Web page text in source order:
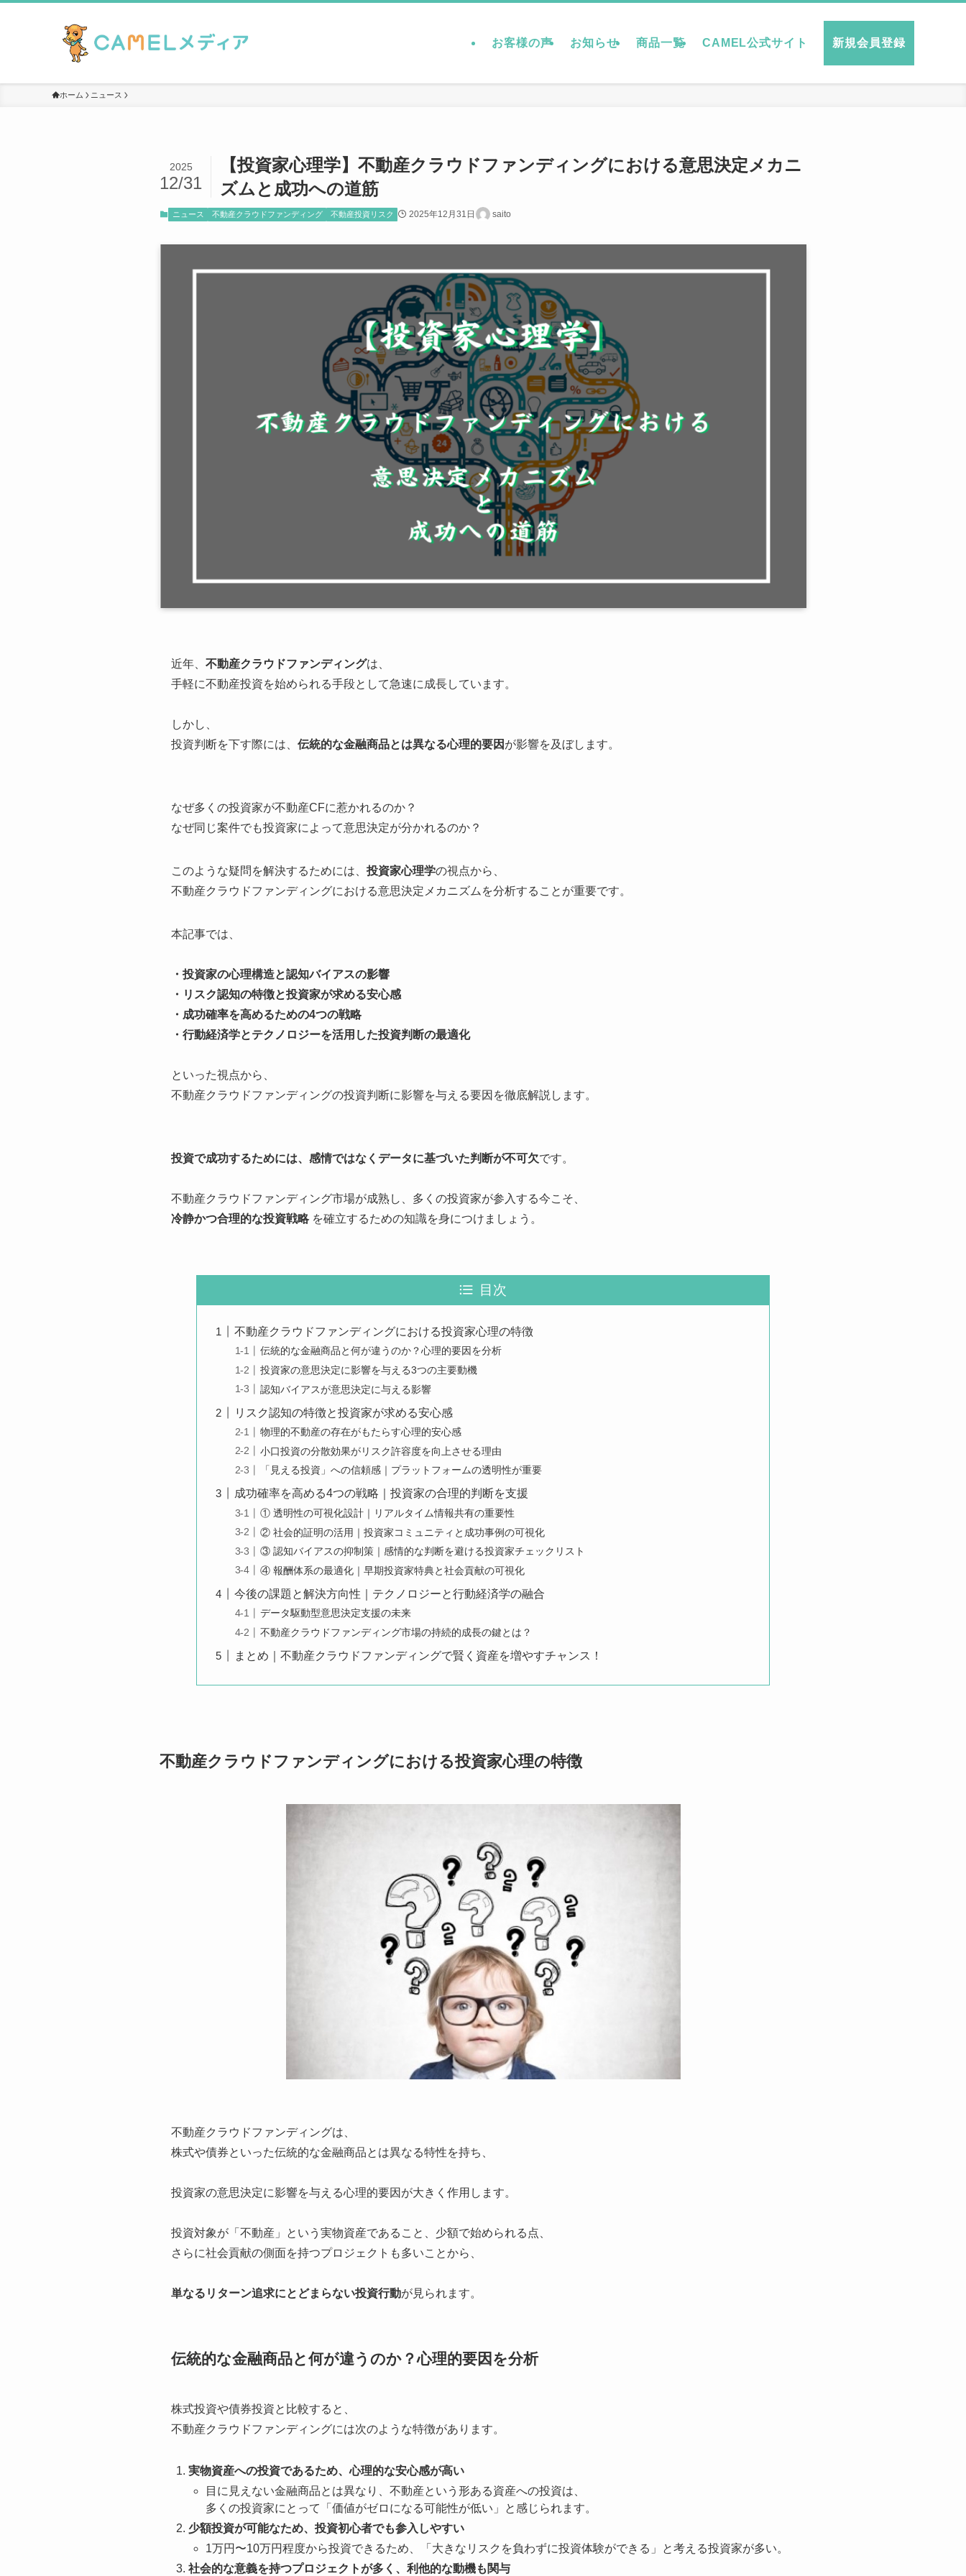
お客様の声 お知らせ 商品一覧 CAMEL公式サイト 新規会員登録
ホーム ニュース
【投資家心理学】不動産クラウドファンディングにおける意思決定メカニ
ズムと成功への道筋
2025
12/31
ニュース 不動産クラウドファンディング 不動産投資リスク 2025年12月31日 saito
近年、 不動産クラウドファンディングは、
手軽に不動産投資を始められる手段として急速に成長しています。
しかし、
投資判断を下す際には、 伝統的な金融商品とは異なる心理的要因 が影響を及ぼします。
なぜ多くの投資家が不動産CFに惹かれるのか？
なぜ同じ案件でも投資家によって意思決定が分かれるのか？
このような疑問を解決するためには、 投資家心理学の視点から、
不動産クラウドファンディングにおける意思決定メカニズムを分析することが重要です。
本記事では、
・投資家の心理構造と認知バイアスの影響
・リスク認知の特徴と投資家が求める安心感
・成功確率を高めるための4つの戦略
・行動経済学とテクノロジーを活用した投資判断の最適化
といった視点から、
不動産クラウドファンディングの投資判断に影響を与える要因を徹底解説します。
投資で成功するためには、感情ではなくデータに基づいた判断が不可欠です。
不動産クラウドファンディング市場が成熟し、多くの投資家が参入する今こそ、
冷静かつ合理的な投資戦略を確立するための知識を身につけましょう。
目次
不動産クラウドファンディングにおける投資家心理の特徴
伝統的な金融商品と何が違うのか？心理的要因を分析
投資家の意思決定に影響を与える3つの主要動機
認知バイアスが意思決定に与える影響
リスク認知の特徴と投資家が求める安心感
物理的不動産の存在がもたらす心理的安心感
小口投資の分散効果がリスク許容度を向上させる理由
「見える投資」への信頼感｜プラットフォームの透明性が重要
成功確率を高める4つの戦略｜投資家の合理的判断を支援
① 透明性の可視化設計｜リアルタイム情報共有の重要性
② 社会的証明の活用｜投資家コミュニティと成功事例の可視化
③ 認知バイアスの抑制策｜感情的な判断を避ける投資家チェックリスト
④ 報酬体系の最適化｜早期投資家特典と社会貢献の可視化
今後の課題と解決方向性｜テクノロジーと行動経済学の融合
データ駆動型意思決定支援の未来
不動産クラウドファンディング市場の持続的成長の鍵とは？
まとめ｜不動産クラウドファンディングで賢く資産を増やすチャンス！
不動産クラウドファンディングにおける投資家心理の特徴
不動産クラウドファンディングは、
株式や債券といった伝統的な金融商品とは異なる特性を持ち、
投資家の意思決定に影響を与える心理的要因が大きく作用します。
投資対象が「不動産」という実物資産であること、少額で始められる点、
さらに社会貢献の側面を持つプロジェクトも多いことから、
単なるリターン追求にとどまらない投資行動が見られます。
伝統的な金融商品と何が違うのか？心理的要因を分析
株式投資や債券投資と比較すると、
不動産クラウドファンディングには次のような特徴があります。
実物資産への投資であるため、心理的な安心感が高い
目に見えない金融商品とは異なり、不動産という形ある資産への投資は、
多くの投資家にとって「価値がゼロになる可能性が低い」と感じられます。
少額投資が可能なため、投資初心者でも参入しやすい
1万円〜10万円程度から投資できるため、「大きなリスクを負わずに投資体験ができる」と考える投資家が多い。
社会的な意義を持つプロジェクトが多く、利他的な動機も関与